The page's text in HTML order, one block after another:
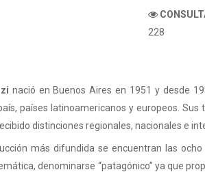
228
nació en Buenos Aires en 1951 y desde
países latinoamericanos y europeos.
distinciones regionales, nacionales e
más difundida se encuentran las
denominarse “patagónico” ya que